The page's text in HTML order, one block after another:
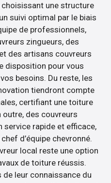
une structure
suivi optimal par le biais
de professionnels,
zingueurs, des
des artisans couvreurs
disposition pour vous
besoins. Du reste, les
tiendront compte
certifiant une toiture
outre, des couvreurs
service rapide et efficace,
d’équipe chevronné.
local reste une option
de toiture réussis.
de leur connaissance du